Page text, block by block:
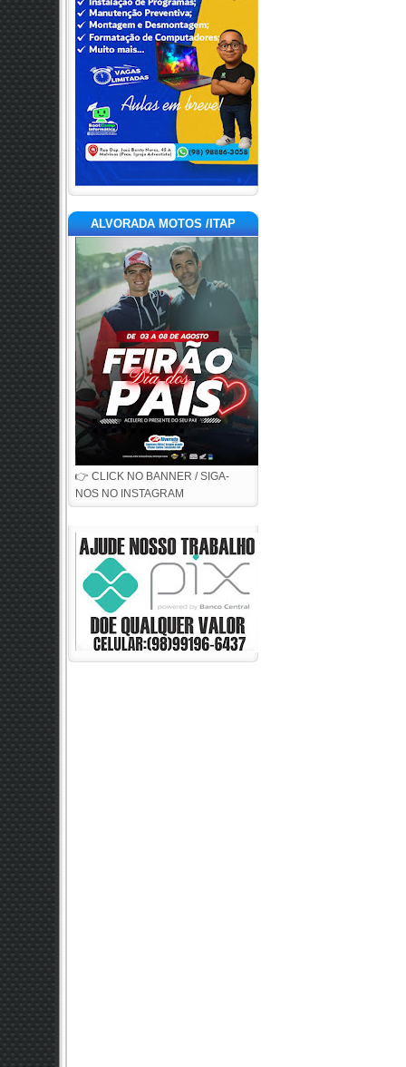
ALVORADA MOTOS /ITAP
👉 CLICK NO BANNER / SIGA-
NOS NO INSTAGRAM